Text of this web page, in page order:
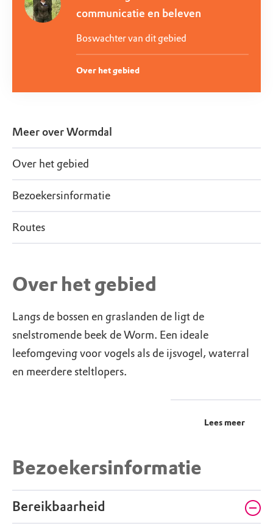
communicatie en beleven
Boswachter van dit gebied
Over het gebied
Meer overWormdal
Over het gebied
Bezoekersinformatie
Routes
Over het gebied
Langs de bossen en graslanden de ligt de
snelstromende beek de Worm. Een ideale
leefomgeving voor vogels als de ijsvogel, waterral
en meerdere steltlopers.
Lees meer
Bezoekersinformatie
Bereikbaarheid